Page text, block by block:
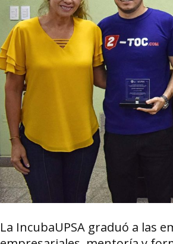
La IncubaUPSA graduó a las